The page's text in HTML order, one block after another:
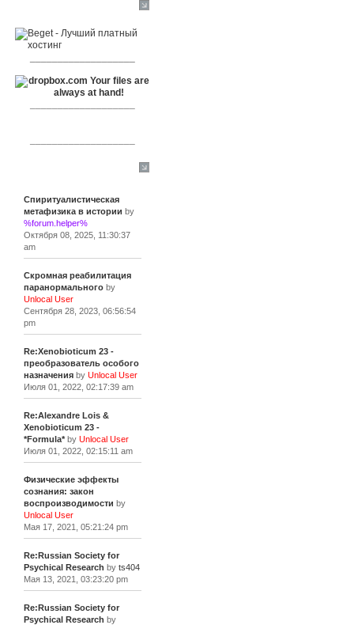
Спиритуалистическая
метафизика в истории by
%forum.helper%
Октября 08, 2025, 11:30:37
am
Скромная реабилитация
паранормальногоby
Unlocal User
Сентября 28, 2023, 06:56:54
pm
Re:Xenobioticum 23 -
преобразователь особого
назначенияby Unlocal User
Июля 01, 2022, 02:17:39 am
Re:Alexandre Lois &
Xenobioticum 23 -
*Formula*by Unlocal User
Июля 01, 2022, 02:15:11 am
Физические эффекты
сознания: закон
воспроизводимости by
Unlocal User
Мая 17, 2021, 05:21:24 pm
Re:Russian Society for
Psychical Research by ts404
Мая 13, 2021, 03:23:20 pm
Re:Russian Society for
Psychical Research by